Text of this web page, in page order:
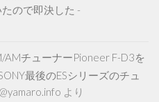
ので即決した -
AMチューナーPioneer F-D3を
最後のESシリーズのチュ
より